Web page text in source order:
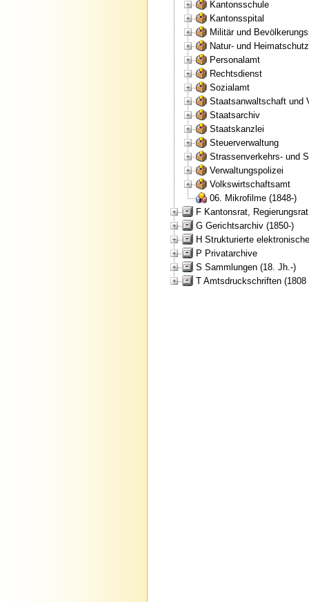
Kantonsschule
Kantonsspital
Militär und
Natur- und
Personalamt
Rechtsdienst
Sozialamt
Staatsanwaltschaft und
Staatsarchiv
Staatskanzlei
Steuerverwaltung
Strassenverkehrs- und
Verwaltungspolizei
Volkswirtschaftsamt
06. Mikrofilme (1848-)
F Kantonsrat,
G Gerichtsarchiv (1850-)
H Strukturierte
P Privatarchive
S Sammlungen (18. Jh.-)
T Amtsdruckschriften (1808